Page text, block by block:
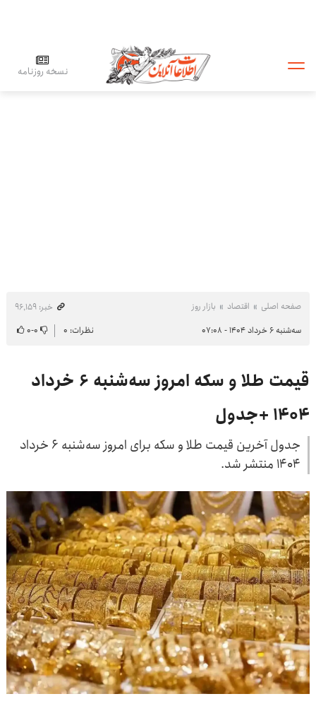
نسخه روزنامه
صفحه اصلی اقتصاد بازار روز
خبر: ۹۶٬۱۵۹
سه‌شنبه ۶ خرداد ۱۴۰۴ - ۰۷:۰۸
نظرات: ۰ ۰-۰
قیمت طلا و سکه امروز سه‌شنبه ۶ خرداد
۱۴۰۴ +جدول
جدول آخرین قیمت طلا و سکه برای امروز سه‌شنبه ۶ خرداد
۱۴۰۴ منتشر شد.